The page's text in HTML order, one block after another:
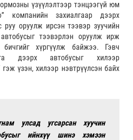
үзүүлэлтээр тэнцээгүй юм
компанийн захиалгаар дээрх
руу оруулж ирсэн тээвэр зуучийн
тээвэрлэн оруулж ирж
хүргүүлж байжээ. Гэвч
дээрх автобусыг хилээр
үзэн, хилээр нэвтрүүлсэн байх
улсад угсарсан хуучин
ийнхүү шинэ хэмээн